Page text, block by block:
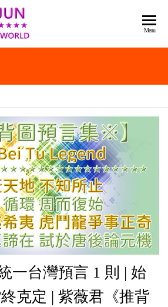
紫薇
《推
背
圖》
預
言-
紫薇
君寰
宇傳
奇官
網
樂
人
人
都
是
彌
賽
亞-
個
個
都
救
世
主
Menu
一台灣預言 1 則 | 始
克定 | 紫薇君《推背